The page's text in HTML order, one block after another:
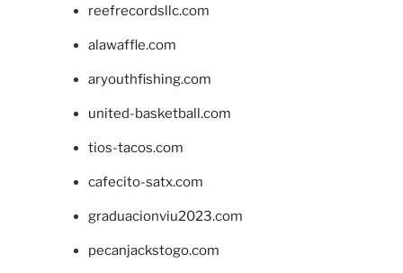
reefrecordsllc.com
alawaffle.com
aryouthfishing.com
united-basketball.com
tios-tacos.com
cafecito-satx.com
graduacionviu2023.com
pecanjackstogo.com